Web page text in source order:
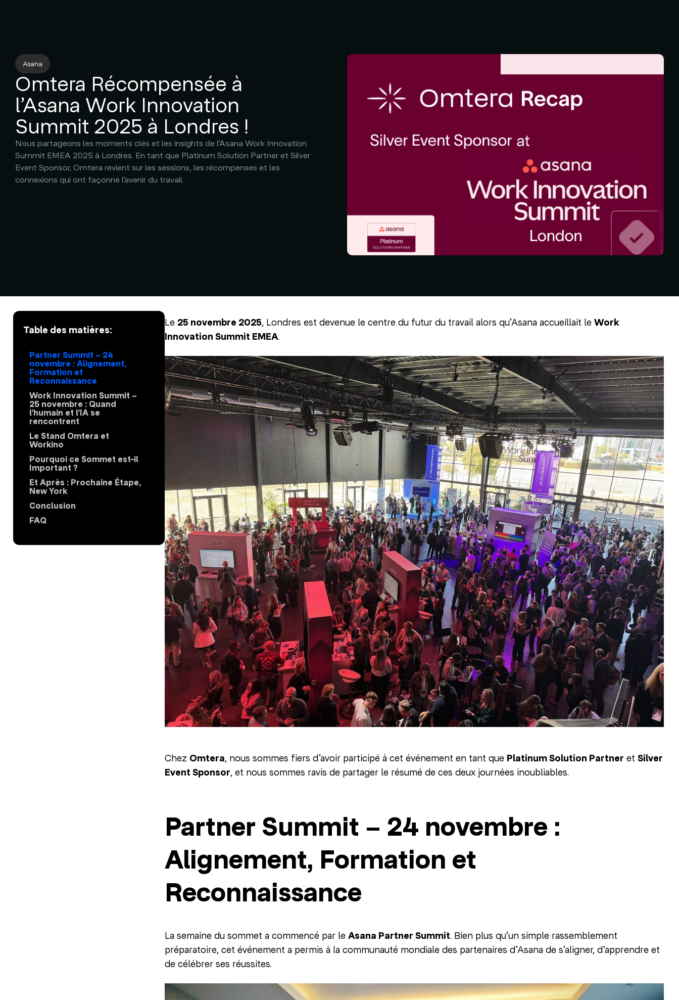
Asana
Omtera Récompensée à
l’Asana Work Innovation
Summit 2025 à Londres !
Nous partageons les moments clés et les insights de l’Asana Work Innovation
Summit EMEA 2025 à Londres. En tant que Platinum Solution Partner et Silver
Event Sponsor, Omtera revient sur les sessions, les récompenses et les
connexions qui ont façonné l’avenir du travail.
Table des matières:
Partner Summit – 24
novembre : Alignement,
Formation et
Reconnaissance
Work Innovation Summit –
25 novembre : Quand
l’humain et l’IA se
rencontrent
Le Stand Omtera et
Workino
Pourquoi ce Sommet est-il
Important ?
Et Après : Prochaine Étape,
New York
Conclusion
FAQ
Le 25 novembre 2025, Londres est devenue le centre du futur du travail alors qu’Asana accueillait le Work
Innovation Summit EMEA.
Chez Omtera, nous sommes fiers d’avoir participé à cet événement en tant que Platinum Solution Partner et Silver
Event Sponsor, et nous sommes ravis de partager le résumé de ces deux journées inoubliables.
Partner Summit – 24 novembre :
Alignement, Formation et
Reconnaissance
La semaine du sommet a commencé par le Asana Partner Summit. Bien plus qu’un simple rassemblement
préparatoire, cet événement a permis à la communauté mondiale des partenaires d’Asana de s’aligner, d’apprendre et
de célébrer ses réussites.